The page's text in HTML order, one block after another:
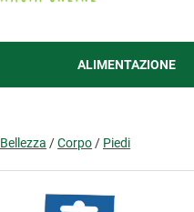
ALIMENTAZIONE
Bellezza /Corpo / Piedi